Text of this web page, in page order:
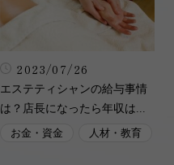
2023/07/26
エステティシャンの給与事情
は？店長になったら年収は...
お金・資金 人材・教育